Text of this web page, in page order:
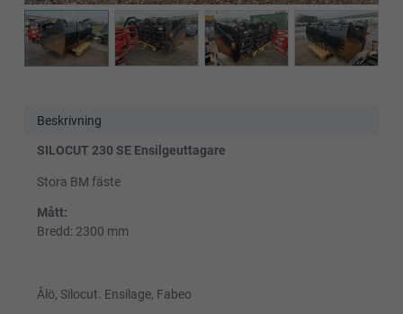
Beskrivning
SILOCUT 230 SE Ensilgeuttagare
Stora BM fäste
Mått:
Bredd: 2300 mm
Ålö, Silocut. Ensilage, Fabeo